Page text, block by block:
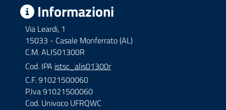
Informazioni
Via Leardi, 1
15033 - Casale Monferrato (AL)
C.M. ALIS01300R
Cod. IPA istsc_alis01300r
C.F. 91021500060
P.Iva 91021500060
Cod. Univoco UFRQWC